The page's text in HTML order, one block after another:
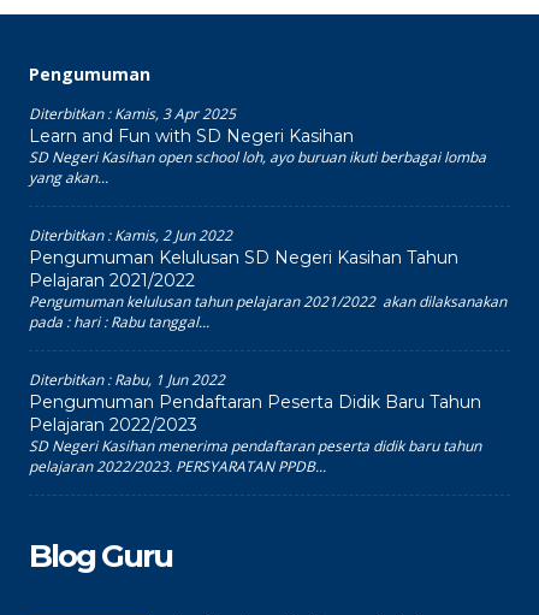
Pengumuman
Diterbitkan :Kamis, 3 Apr 2025
Learn and Fun with SD Negeri Kasihan
SD Negeri Kasihan open school loh, ayo buruan ikuti berbagai lomba
yang akan...
Diterbitkan :Kamis, 2 Jun 2022
Pengumuman Kelulusan SD Negeri Kasihan Tahun
Pelajaran 2021/2022
Pengumuman kelulusan tahun pelajaran 2021/2022 akan dilaksanakan
pada : hari : Rabu tanggal...
Diterbitkan :Rabu, 1 Jun 2022
Pengumuman Pendaftaran Peserta Didik Baru Tahun
Pelajaran 2022/2023
SD Negeri Kasihan menerima pendaftaran peserta didik baru tahun
pelajaran 2022/2023. PERSYARATAN PPDB...
Blog Guru